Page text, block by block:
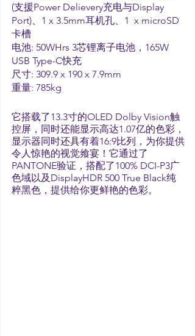
(支援Power Delievery充电与Display
Port)、1 x 3.5mm耳机孔、1  x microSD
卡槽
电池: 50WHrs 3芯锂离子电池，165W
USB Type-C快充
尺寸: 309.9 x 190 x 7.9mm
重量: 785kg
它搭载了13.3寸的OLED Dolby Vision触
控屏，同时还能显示高达1.07亿的色彩，
显示器同时还具有着16:9比列，为你提供
令人惊艳的视觉飨宴！它通过了
PANTONE验证，搭配了100% DCI-P3广
色域以及DisplayHDR 500 True Black纯
粹黑色，提供给你更鲜艳的色彩。